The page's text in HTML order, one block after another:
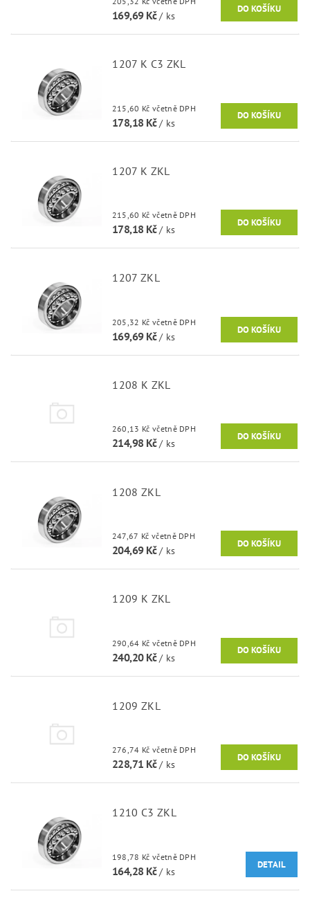
169,69 Kč/ ks
1207 K C3 ZKL
215,60 Kč včetně DPH
178,18 Kč/ ks
1207 K ZKL
215,60 Kč včetně DPH
178,18 Kč/ ks
1207 ZKL
205,32 Kč včetně DPH
169,69 Kč/ ks
1208 K ZKL
260,13 Kč včetně DPH
214,98 Kč/ ks
1208 ZKL
247,67 Kč včetně DPH
204,69 Kč/ ks
1209 K ZKL
290,64 Kč včetně DPH
240,20 Kč/ ks
1209 ZKL
276,74 Kč včetně DPH
228,71 Kč/ ks
1210 C3 ZKL
198,78 Kč včetně DPH
164,28 Kč/ ks
DETAIL